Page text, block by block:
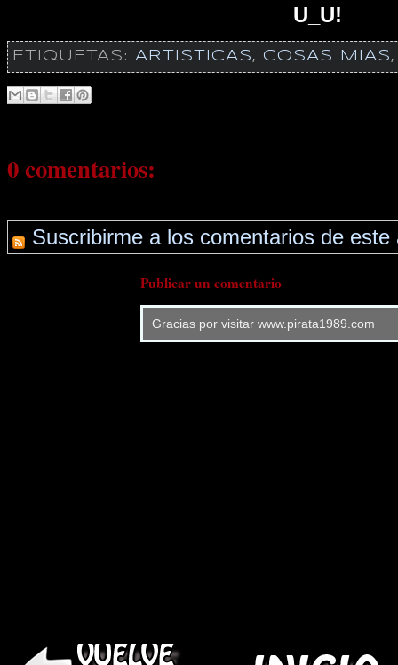
U_U!
ETIQUETAS: ARTISTICAS, COSAS MIAS
0 comentarios:
Suscribirme a los comentarios de este
Publicar un comentario
Gracias por visitar www.pirata1989.com